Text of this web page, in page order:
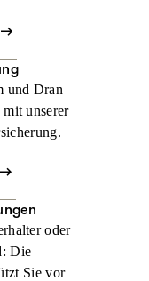
und Dran
unserer
oder
Die
Sie vor